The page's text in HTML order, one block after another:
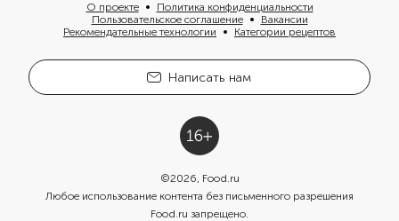
О проекте
Политика конфиденциальности
Пользовательское соглашение
Вакансии
Рекомендательные технологии
Категории рецептов
Написать нам
©2026, Food.ru
Любое использование контента без письменного разрешения
Food.ru запрещено.